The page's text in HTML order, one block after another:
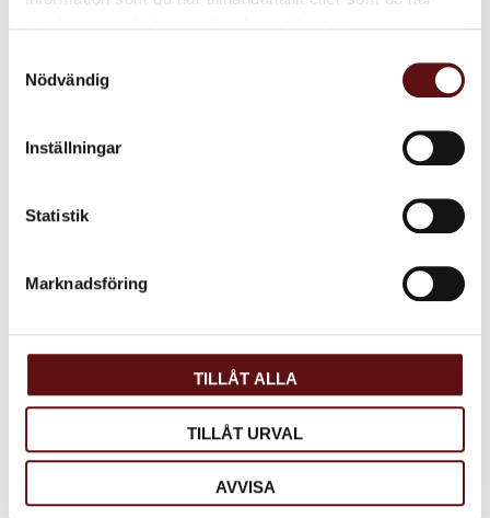
Nödvändig
Inställningar
Statistik
Marknadsföring
TILLÅT ALLA
TILLÅT URVAL
AVVISA
Susannah J.
familjefavorit.
Perfekt